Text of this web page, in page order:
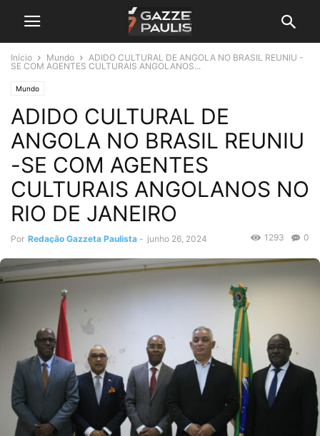
Início Mundo
ADIDO CULTURAL DE ANGOLA NO BRASIL REUNIU -
SE COM AGENTES CULTURAIS ANGOLANOS...
Mundo
ADIDO CULTURAL DE
ANGOLA NO BRASIL REUNIU
-SE COM AGENTES
CULTURAIS ANGOLANOS NO
RIO DE JANEIRO
Por Redação Gazzeta Paulista - junho 26, 2024 0
1293